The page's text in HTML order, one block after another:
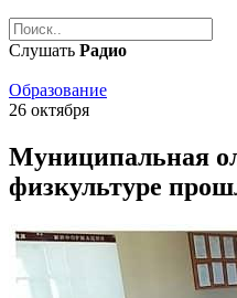
Слушать Радио
Образование
26 октября
Муниципальная
физкультуре